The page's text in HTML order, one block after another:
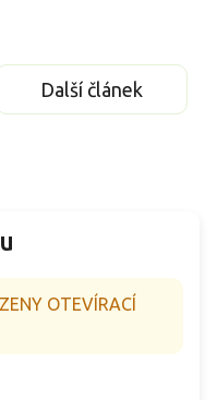
Další článek
OTEVÍRACÍ